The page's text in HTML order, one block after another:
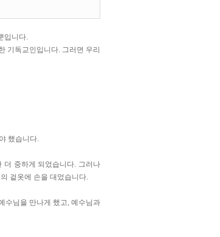
입니다.
기독교인입니다. 그러면 우리
했습니다.
더 중하게 되었습니다. 그러나
겉옷에 손을 대었습니다.
수님을 만나게 했고, 예수님과